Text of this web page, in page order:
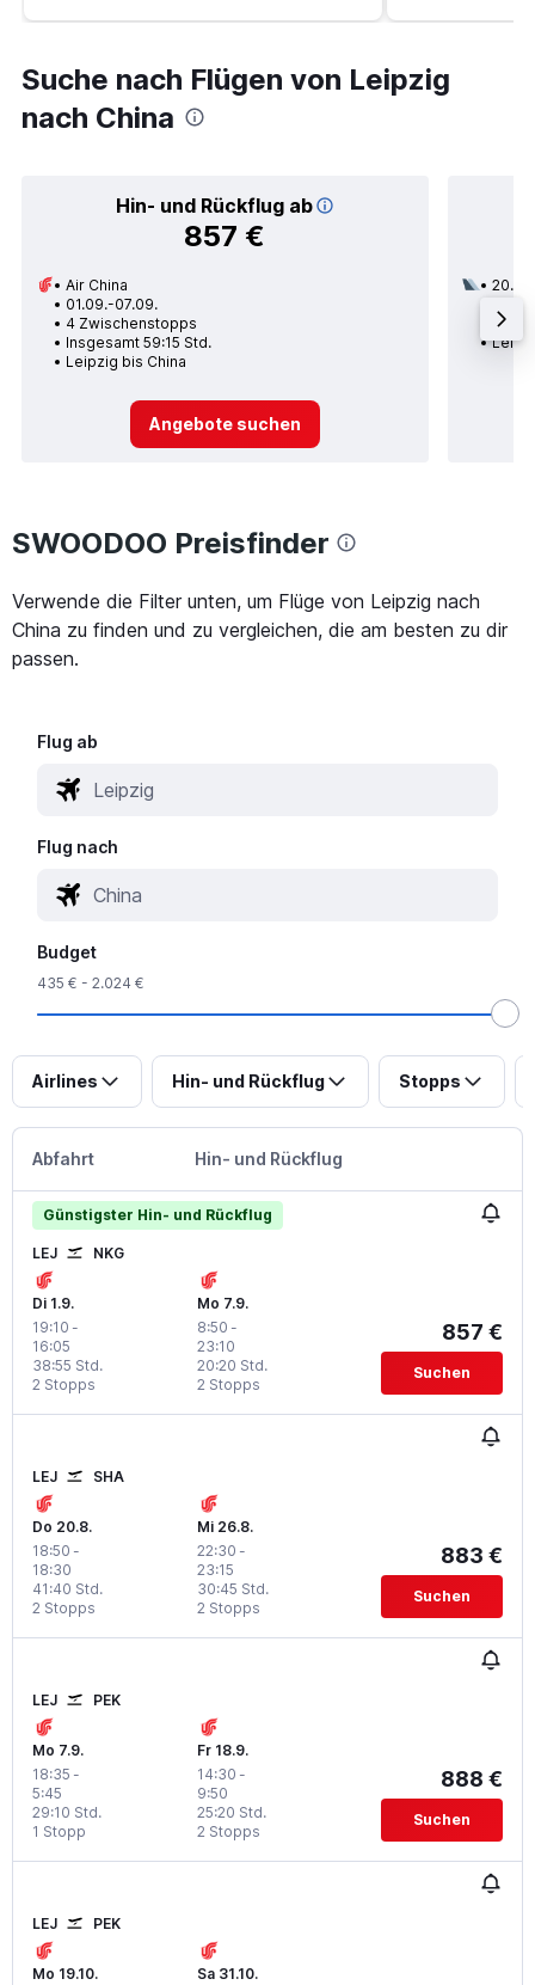
Suche nach Flügen von Leipzig
nach China
Hin- und Rückflug ab
857 €
Air China
01.09.-07.09.
4 Zwischenstopps
Insgesamt 59:15 Std.
Leipzig bis China
Angebote suchen
20.09.
SWOODOO Preisfinder
Verwende die Filter unten, um Flüge von Leipzig nach
China zu finden und zu vergleichen, die am besten zu dir
passen.
Flug ab
Flug nach
Budget
435 € - 2.024 €
Airlines Hin- und Rückflug Stopps
Abfahrt Hin- und Rückflug
Günstigster Hin- und Rückflug
LEJ NKG
Di 1.9.
19:10 -
16:05
2 Stopps
38:55 Std.
Mo 7.9.
8:50 -
23:10
2 Stopps
20:20 Std.
857 €
Suchen
LEJ SHA
Do 20.8.
18:50 -
18:30
2 Stopps
41:40 Std.
Mi 26.8.
22:30 -
23:15
2 Stopps
30:45 Std.
883 €
Suchen
LEJ PEK
Mo 7.9.
18:35 -
5:45
1 Stopp
29:10 Std.
Fr 18.9.
14:30 -
9:50
2 Stopps
25:20 Std.
888 €
Suchen
LEJ PEK
Mo 19.10. Sa 31.10.